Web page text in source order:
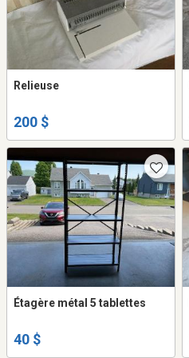
Relieuse
200 $
Étagère métal 5 tablettes
40 $